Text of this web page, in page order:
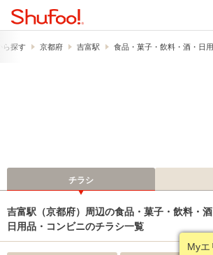
ら探す 京都府 吉富駅 食品・菓子・飲料・酒・日
チラシ
吉富駅（京都府）周辺の食品・菓子・飲料・酒
日用品・コンビニのチラシ一覧
Myエ